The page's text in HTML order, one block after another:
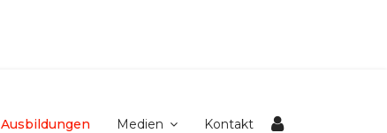
Ausbildungen Medien Kontakt